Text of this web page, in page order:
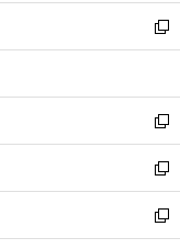
く
で
開
ン
ド
ウ
開
く
ウ
ィ
ン
ウ
で
開
く
し
い
ウ
ン
ド
ウ
で
開
く
新
し
ウ
ィ
ン
ド
ウ
で
開
新
し
い
ウ
ィ
ン
新
し
い
ウ
新
し